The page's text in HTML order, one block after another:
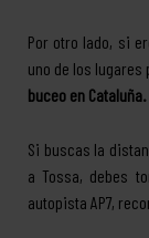
Por otro lado, si
uno de los
buceo en Cataluña.
Si buscas la
a Tossa, debes
autopista AP7,